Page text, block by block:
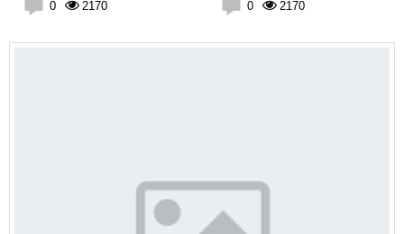
được trang bị cảm biến vân
0 2170
được trang bị cảm biến vân
0 2170